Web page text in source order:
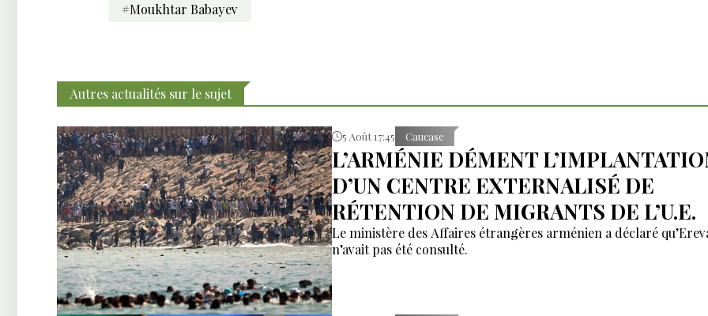
#Moukhtar Babayev
Autres actualités sur le sujet
5 Août 17:45 Caucase
L’ARMÉNIE DÉMENT
D’UN CENTRE EXTERNALISÉ DE
RÉTENTION DE MIGRANTS DE L’U.E.
Le ministère des Affaires étrangères arménien a déclaré
n’avait pas été consulté.